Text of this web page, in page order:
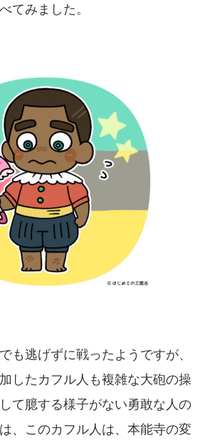
てみました。
も逃げずに戦ったようですが、
したカフル人も複雑な大砲の操
て臆する様子がない勇敢な人の
、このカフル人は、本能寺の変